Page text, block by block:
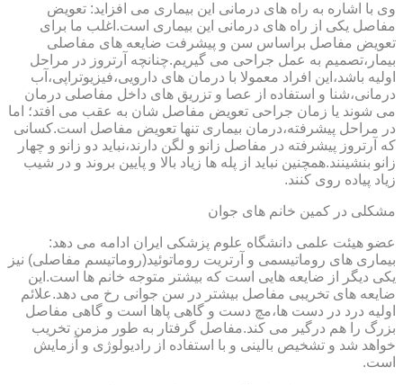
وی با اشاره به راه های درمانی این بیماری می افزاید: تعویض
مفاصل یکی از راه های درمانی این بیماری است.اغلب ما برای
تعویض مفاصل براساس سن و پیشرفت ضایعه های مفاصلی
بیمار،تصمیم به عمل جراحی می گیریم.چنانچه آرتروز در مراحل
اولیه باشد،این افراد معمولا با درمان های دارویی،فیزیوتراپی،آب
درمانی،شنا و استفاده از عصا و تزریق های داخل مفاصلی درمان
می شوند یا زمان جراحی تعویض مفاصل شان به عقب می افتد؛ اما
در مراحل پیشرفته،درمان بیماری تنها تعویض مفاصل است.کسانی
که آرتروز پیشرفته در مفاصل زانو و لگن دارند،نباید دو زانو و چهار
زانو بنشینند.همچنین نباید از پله ها زیاد بالا و پایین بروند و در شیب
زیاد پیاده روی کنند.
مشکلی در کمین خانم های جوان
عضو هیئت علمی دانشگاه علوم پزشکی ایران ادامه می دهد:
بیماری های روماتیسمی و آرتریت روماتوئید(روماتیسم مفاصلی) نیز
یکی دیگر از ضایعه هایی است که بیشتر متوجه خانم ها است.این
ضایعه های تخریبی مفاصل بیشتر در سن جوانی رخ می دهد.علائم
اولیه درد در دست ها،مچ دست و گاهی پاها است و گاهی مفاصل
بزرگ را هم درگیر می کند.مفاصل گرفتار به طور مزمن تخریب
خواهد شد و تشخیص بالینی و با استفاده از رادیولوژی و آزمایش
است.